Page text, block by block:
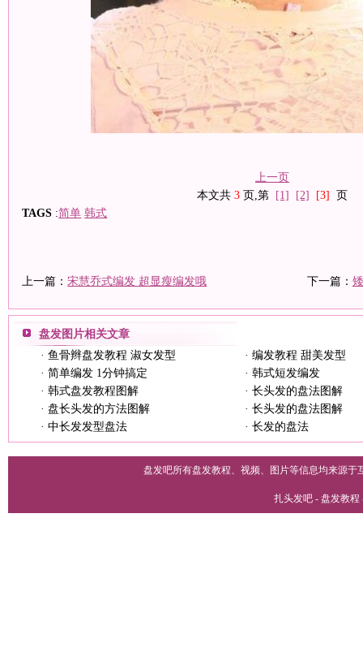
上一页
本文共 3 页,第 [1] [2] [3]
页
TAGS :简单 韩式
上一篇：宋慧乔式编发 超显瘦编发哦 下一篇：
盘发图片相关文章
· 鱼骨辫盘发教程 淑女发型 · 编发教程 甜美发型
· 简单编发 1分钟搞定 · 韩式短发编发
· 韩式盘发教程图解 · 长头发的盘法图解
· 盘长头发的方法图解 · 长头发的盘法图解
· 中长发发型盘法 · 长发的盘法
盘发吧所有盘发教程、视频、图片等信息均来源
扎头发吧 - 盘发教